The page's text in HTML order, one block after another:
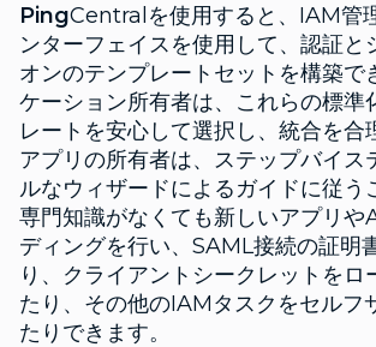
PingCentralを使用すると、IAM管
ンターフェイスを使用して、認証と
オンのテンプレートセットを構築で
ケーション所有者は、これらの標準
レートを安心して選択し、統合を合
アプリの所有者は、ステップバイス
ルなウィザードによるガイドに従う
専門知識がなくても新しいアプリや
ディングを行い、SAML接続の証明
り、クライアントシークレットをロ
たり、その他のIAMタスクをセルフ
たりできます。